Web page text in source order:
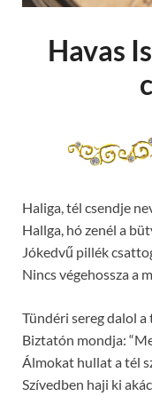
Havas
Haliga, tél csendje
Hallga, hó zenél a
Jókedvű pillék
Nincs végehossza a
Tündéri sereg dalol a
Biztatón mondja:
Álmokat hullat a tél
Szívedben haji ki